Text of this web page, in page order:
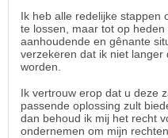
Ik heb alle redelijke stappen
te lossen, maar tot op
aanhoudende en gênante
verzekeren dat ik niet
worden.
Ik vertrouw erop dat u deze
passende oplossing zult
dan behoud ik mij het recht
ondernemen om mijn